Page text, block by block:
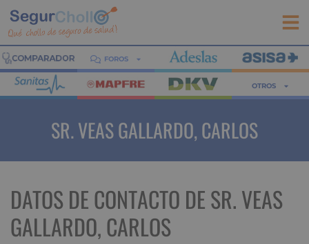
FOROS
OTROS
SR. VEAS GALLARDO, CARLOS
DATOS DE CONTACTO DE SR. VEAS
GALLARDO, CARLOS